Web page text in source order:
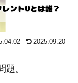
2025.09.20
題。